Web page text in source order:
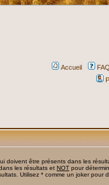
Accueil
doivent être présents dans les
les résultats et NOT pour
Utilisez * comme un joker pour